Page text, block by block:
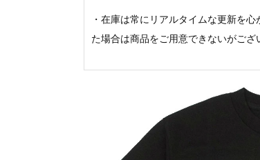
・在庫は常にリアルタイムな更新を
た場合は商品をご用意できないがござ